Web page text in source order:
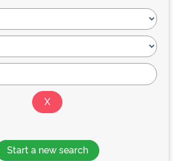
Start a new search